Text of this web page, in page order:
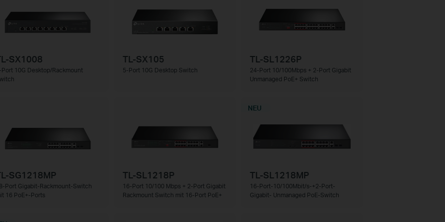
SX1008
Port 10G Desktop/Rackmount
TL-SX105
5-Port 10G Desktop Switch
TL-SL1226P
24-Port 10/100Mbps + 2-Port Gigabit
Unmanaged PoE+ Switch
SG1218MP
Port Gigabit-Rackmount-Switch
16 PoE+-Ports
TL-SL1218P
16-Port 10/100 Mbps + 2-Port Gigabit
Rackmount Switch mit 16-Port PoE+
NEU
TL-SL1218MP
16-Port-10/100Mbit/s-+2-Port-
Gigabit- Unmanaged PoE-Switch